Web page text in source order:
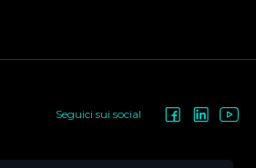
Seguici sui social